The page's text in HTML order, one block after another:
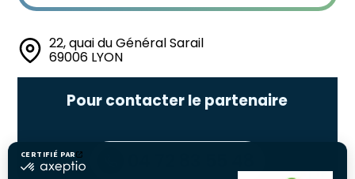
CERTIFIÉ PAR
certifié
22, quai du Général Sarail
69006 LYON
Pour contacter le partenaire